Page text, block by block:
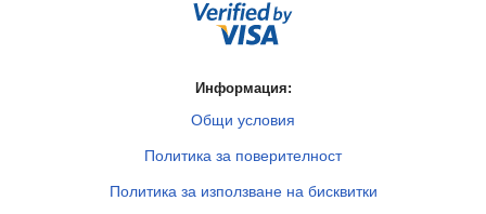
Информация:
Общи условия
Политика за поверителност
Политика за използване на бисквитки